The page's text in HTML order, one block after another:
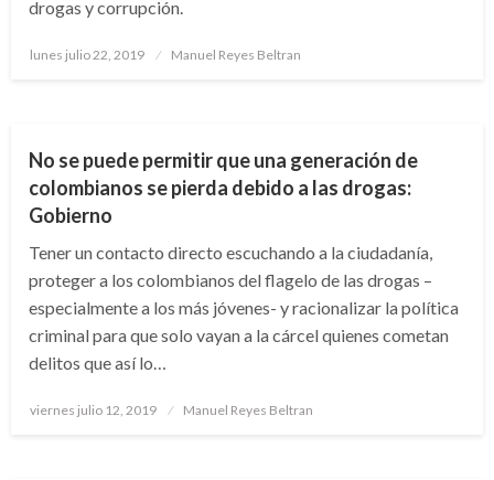
drogas y corrupción.
Publicado
lunes julio 22, 2019 Manuel Reyes Beltran
No se puede permitir que una generación de
colombianos se pierda debido a las drogas:
Gobierno
Tener un contacto directo escuchando a la ciudadanía,
proteger a los colombianos del flagelo de las drogas –
especialmente a los más jóvenes- y racionalizar la política
criminal para que solo vayan a la cárcel quienes cometan
delitos que así lo…
Publicado
viernes julio 12, 2019 Manuel Reyes Beltran